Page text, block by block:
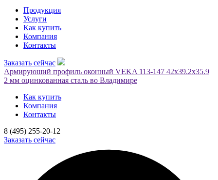
Продукция
Услуги
Как купить
Компания
Контакты
Заказать сейчас
Армирующий профиль оконный VEKA 113-147 42х39.2х35.9
2 мм оцинкованная сталь во Владимире
Как купить
Компания
Контакты
8 (495) 255-20-12
Заказать сейчас